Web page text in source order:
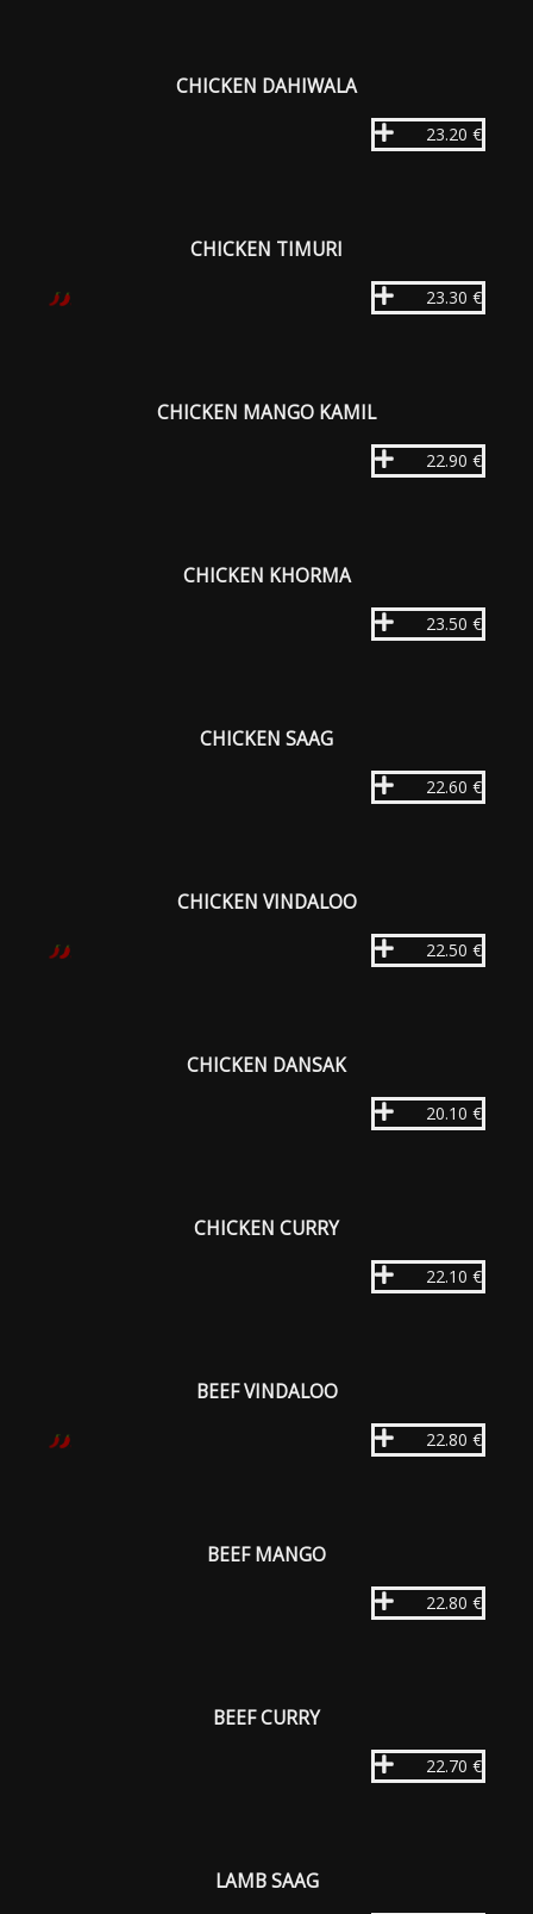
CHICKEN DAHIWALA
23.20 €
CHICKEN TIMURI
23.30 €
CHICKEN MANGO KAMIL
22.90 €
CHICKEN KHORMA
23.50 €
CHICKEN SAAG
22.60 €
CHICKEN VINDALOO
22.50 €
CHICKEN DANSAK
20.10 €
CHICKEN CURRY
22.10 €
BEEF VINDALOO
22.80 €
BEEF MANGO
22.80 €
BEEF CURRY
22.70 €
LAMB SAAG